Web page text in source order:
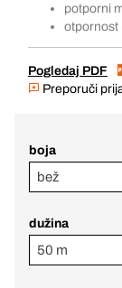
potporni
otpornost
Pogledaj PDF
Preporuči
boja
bež
dužina
50 m